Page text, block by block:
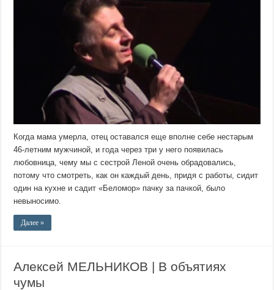
Когда мама умерла, отец оставался еще вполне себе нестарым
46-летним мужчиной, и года через три у него появилась
любовница, чему мы с сестрой Леной очень обрадовались,
потому что смотреть, как он каждый день, придя с работы, сидит
один на кухне и садит «Беломор» пачку за пачкой, было
невыносимо.
Далее »
Алексей МЕЛЬНИКОВ | В объятиях
чумы